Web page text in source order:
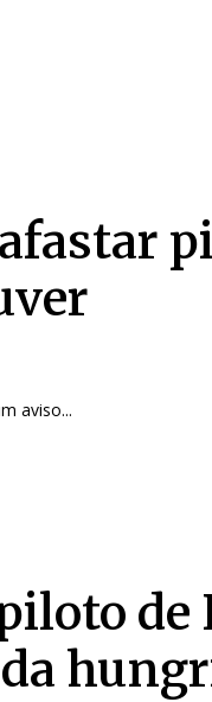
aviso...
de